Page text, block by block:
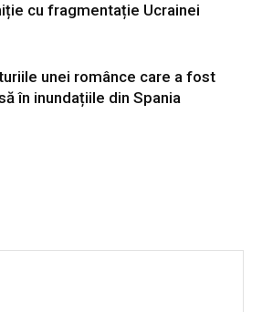
cu fragmentație Ucrainei
unei românce care a fost
în inundațiile din Spania